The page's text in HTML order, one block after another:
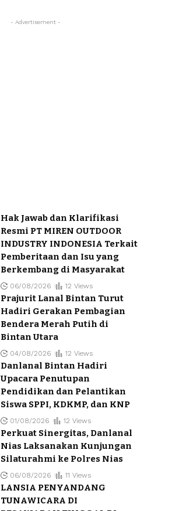
- Advertisement -
Hak Jawab dan Klarifikasi
Resmi PT MIREN OUTDOOR
INDUSTRY INDONESIA Terkait
Pemberitaan dan Isu yang
Berkembang di Masyarakat
06/08/2026 12 Views
Prajurit Lanal Bintan Turut
Hadiri Gerakan Pembagian
Bendera Merah Putih di
Bintan Utara
04/08/2026 12 Views
Danlanal Bintan Hadiri
Upacara Penutupan
Pendidikan dan Pelantikan
Siswa SPPI, KDKMP, dan KNP
01/08/2026 12 Views
Perkuat Sinergitas, Danlanal
Nias Laksanakan Kunjungan
Silaturahmi ke Polres Nias
06/08/2026 11 Views
LANSIA PENYANDANG
TUNAWICARA DI